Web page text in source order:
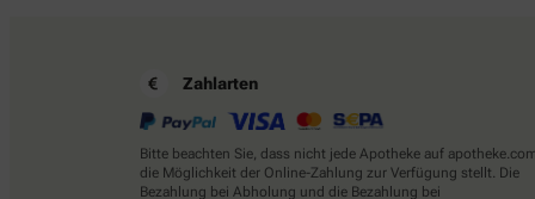
Zahlarten
Bitte beachten Sie, dass nicht jede Apotheke auf
die Möglichkeit der Online-Zahlung zur Verfügung stellt. Die
Bezahlung bei Abholung und die Bezahlung bei